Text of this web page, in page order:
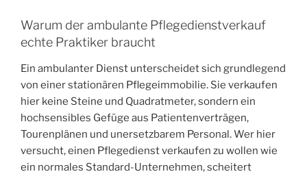
Warum der ambulante Pflegedienstverkauf
echte Praktiker braucht
Ein ambulanter Dienst unterscheidet sich grundlegend
von einer stationären Pflegeimmobilie. Sie verkaufen
hier keine Steine und Quadratmeter, sondern ein
hochsensibles Gefüge aus Patientenverträgen,
Tourenplänen und unersetzbarem Personal. Wer hier
versucht, einen Pflegedienst verkaufen zu wollen wie
ein normales Standard-Unternehmen, scheitert